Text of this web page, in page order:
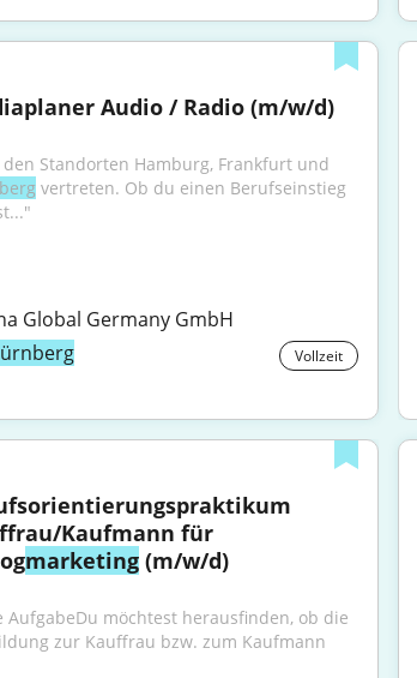
Audio / Radio (m/w/d)
vertreten. Ob du einen Berufseinstieg
Global Germany GmbH
Vollzeit
Kaufmann für
marketing (m/w/d)
AufgabeDu möchtest herausfinden, ob die
zur Kauffrau bzw. zum Kaufmann